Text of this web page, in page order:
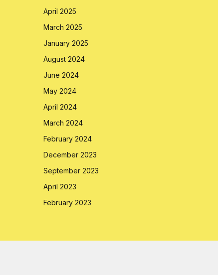
April 2025
March 2025
January 2025
August 2024
June 2024
May 2024
April 2024
March 2024
February 2024
December 2023
September 2023
April 2023
February 2023